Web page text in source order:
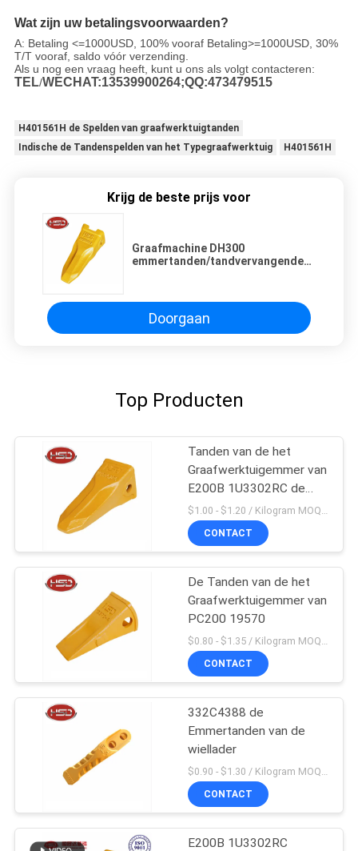
Wat zijn uw betalingsvoorwaarden?
A: Betaling <=1000USD, 100% vooraf Betaling>=1000USD, 30%
T/T vooraf, saldo vóór verzending.
Als u nog een vraag heeft, kunt u ons als volgt contacteren:
TEL/WECHAT:13539900264;QQ:473479515
H401561H de Spelden van graafwerktuigtanden
Indische de Tandenspelden van het Typegraafwerktuig
H401561H
Krijg de beste prijs voor
Graafmachine DH300
emmertanden/tandvervangende
Doorgaan
Top Producten
Tanden van de het
Graafwerktuigemmer van
E200B 1U3302RC de
Mini
$1.00 - $1.20 / Kilogram MOQ:100 Kilogram/Kilogram
CONTACT
De Tanden van de het
Graafwerktuigemmer van
PC200 19570
CONTACT
332C4388 de
Emmertanden van de
wiellader
CONTACT
E200B 1U3302RC